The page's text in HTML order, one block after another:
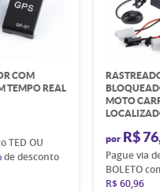
COM
TEMPO REAL
TED OU
de desconto
MOTO
por R$
Pague via
BOLETO
R$ 60,96